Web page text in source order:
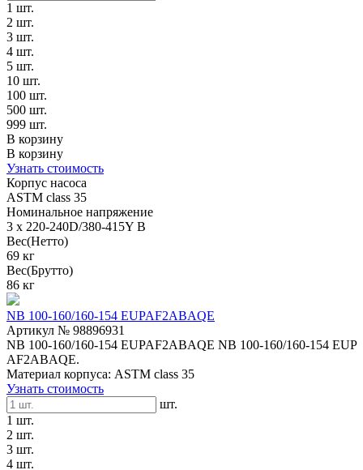
1 шт.
2 шт.
3 шт.
4 шт.
5 шт.
10 шт.
100 шт.
500 шт.
999 шт.
В корзину
В корзину
Узнать стоимость
Корпус насоса
ASTM class 35
Номинальное напряжение
3 x 220-240D/380-415Y В
Вес(Нетто)
69 кг
Вес(Брутто)
86 кг
NB 100-160/160-154 EUPAF2ABAQE
Артикул № 98896931
NB 100-160/160-154 EUPAF2ABAQE NB 100-160/160-154 EUP
AF2ABAQE.
Материал корпуса: ASTM class 35
Узнать стоимость
шт.
1 шт.
2 шт.
3 шт.
4 шт.